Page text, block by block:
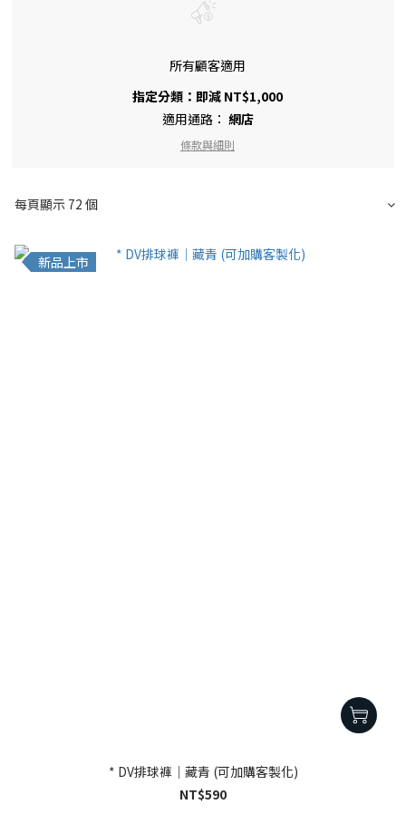
所有顧客適用
指定分類：即減 NT$1,000
適用通路： 網店
條款與細則
每頁顯示 72 個
新品上市
* DV排球褲｜藏青 (可加購客製化)
NT$590